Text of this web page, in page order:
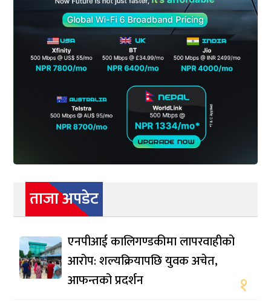
ताजा अपडेट
एनपीआई कालिगण्डकीमा लापरवाहीको
आरोप: शल्यक्रियापछि युवक अचेत,
आफन्तको प्रदर्शन
१